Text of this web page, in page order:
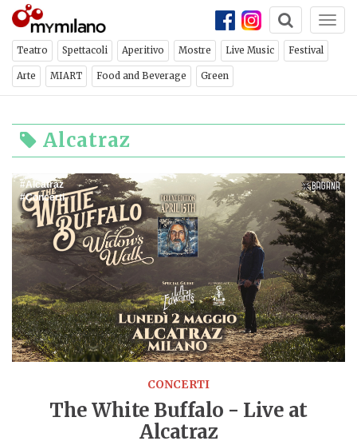
Teatro Spettacoli Aperitivo Mostre Live Music Festival
Arte MIART Food and Beverage Green
Alcatraz
Alcatraz
Concerti
CONCERTI
The White Buffalo - Live at
Alcatraz